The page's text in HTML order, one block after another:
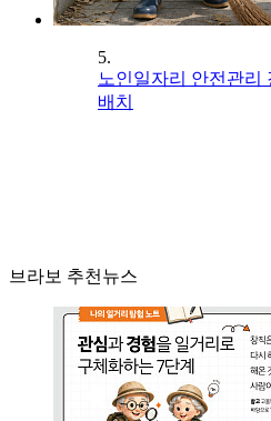
5.
노인일자리 안전관리
배치
브라보 추천뉴스